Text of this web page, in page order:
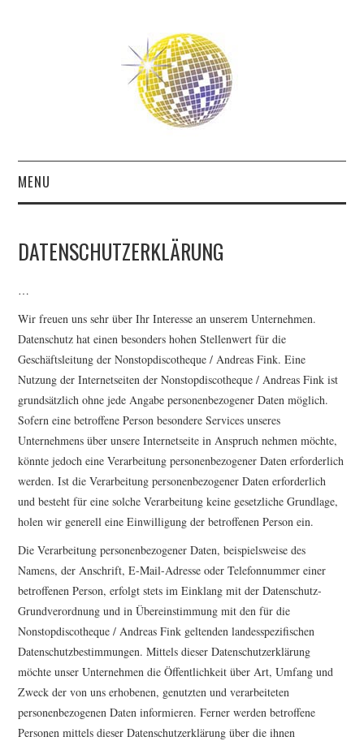
MENU
THE FUTURE
FRIENDS
CONTACT
IMPRINT
DATENSCHUTZERKLÄRUNG
DATENSCHUTZERKLÄRUNG
…
Wir freuen uns sehr über Ihr Interesse an unserem Unternehmen.
Datenschutz hat einen besonders hohen Stellenwert für die
Geschäftsleitung der Nonstopdiscotheque / Andreas Fink. Eine
Nutzung der Internetseiten der Nonstopdiscotheque / Andreas Fink ist
grundsätzlich ohne jede Angabe personenbezogener Daten möglich.
Sofern eine betroffene Person besondere Services unseres
Unternehmens über unsere Internetseite in Anspruch nehmen möchte,
könnte jedoch eine Verarbeitung personenbezogener Daten erforderlich
werden. Ist die Verarbeitung personenbezogener Daten erforderlich
und besteht für eine solche Verarbeitung keine gesetzliche Grundlage,
holen wir generell eine Einwilligung der betroffenen Person ein.
Die Verarbeitung personenbezogener Daten, beispielsweise des
Namens, der Anschrift, E-Mail-Adresse oder Telefonnummer einer
betroffenen Person, erfolgt stets im Einklang mit der Datenschutz-
Grundverordnung und in Übereinstimmung mit den für die
Nonstopdiscotheque / Andreas Fink geltenden landesspezifischen
Datenschutzbestimmungen. Mittels dieser Datenschutzerklärung
möchte unser Unternehmen die Öffentlichkeit über Art, Umfang und
Zweck der von uns erhobenen, genutzten und verarbeiteten
personenbezogenen Daten informieren. Ferner werden betroffene
Personen mittels dieser Datenschutzerklärung über die ihnen